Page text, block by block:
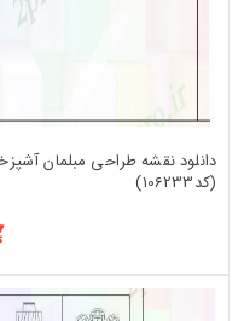
دانلود نقشه طراحی مبلمان
(کد106233)